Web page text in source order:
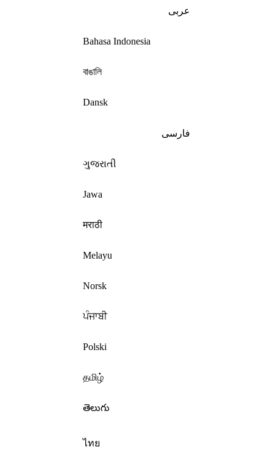
عربى
Bahasa Indonesia
বাঙালি
Dansk
فارسی
ગુજરાતી
Jawa
मराठी
Melayu
Norsk
ਪੰਜਾਬੀ
Polski
தமிழ்
తెలుగు
ไทย